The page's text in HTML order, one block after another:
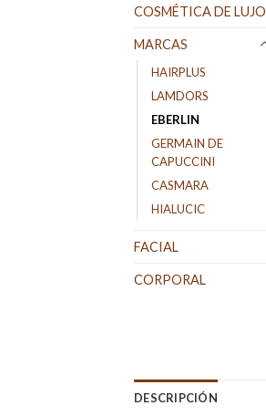
COSMÉTICA DE LUJO
MARCAS
HAIRPLUS
LAMDORS
EBERLIN
GERMAIN DE
CAPUCCINI
CASMARA
HIALUCIC
FACIAL
CORPORAL
DESCRIPCIÓN